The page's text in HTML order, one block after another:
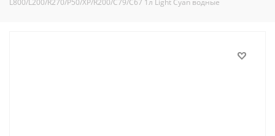
L800/L200/R270/P50/XP/R200/C79/C67 1л Light Cyan водные